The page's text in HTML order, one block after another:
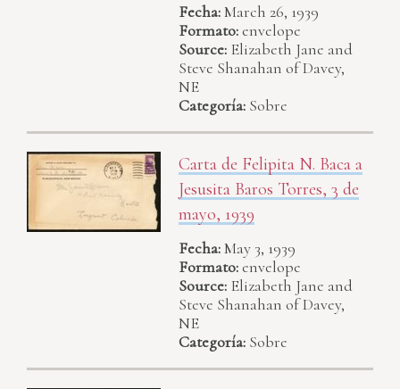
Fecha:March 26, 1939
Formato:envelope
Source: Elizabeth Jane and
Steve Shanahan of Davey,
NE
Categoría: Sobre
Carta de Felipita N. Baca a
Jesusita Baros Torres, 3 de
mayo, 1939
Fecha:May 3, 1939
Formato:envelope
Source: Elizabeth Jane and
Steve Shanahan of Davey,
NE
Categoría: Sobre